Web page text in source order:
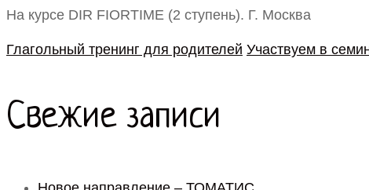
На курсе DIR FIORTIME (2 ступень). Г. Москва
Глагольный тренинг для родителей Участвуем в
Свежие записи